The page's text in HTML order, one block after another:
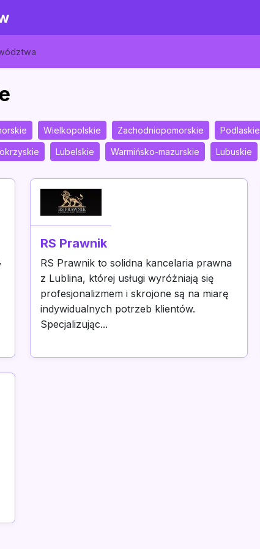
Wielkopolskie Zachodniopomorskie Podlaskie
Lubelskie Warmińsko-mazurskie Lubuskie
RS Prawnik
RS Prawnik to solidna kancelaria prawna
z Lublina, której usługi wyróżniają się
profesjonalizmem i skrojone są na miarę
indywidualnych potrzeb klientów.
Specjalizując...